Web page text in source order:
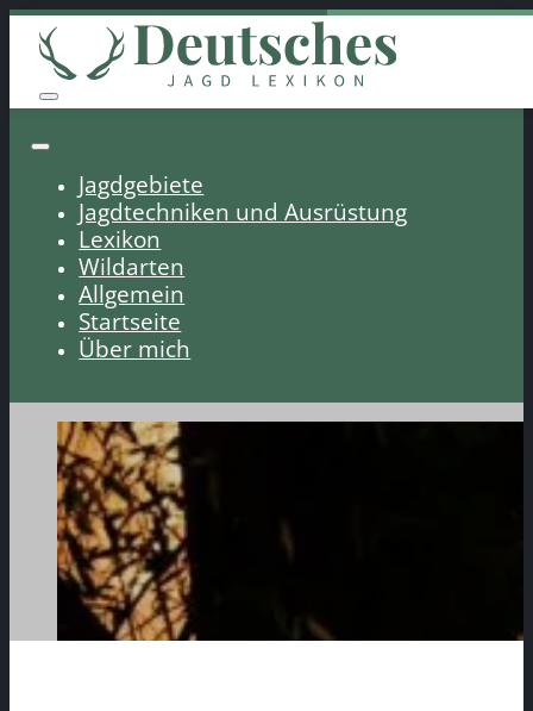
Jagdgebiete
Jagdtechniken und Ausrüstung
Lexikon
Wildarten
Allgemein
Startseite
Über mich